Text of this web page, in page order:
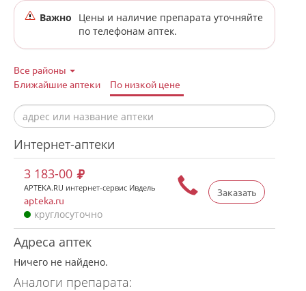
Важно
Цены и наличие препарата уточняйте
по телефонам аптек.
Все районы
Ближайшие аптеки
По низкой цене
Интернет-аптеки
Заказать
3 183-00
APTEKA.RU интернет-сервис Ивдель
apteka.ru
круглосуточно
Адреса аптек
Ничего не найдено.
Аналоги препарата: